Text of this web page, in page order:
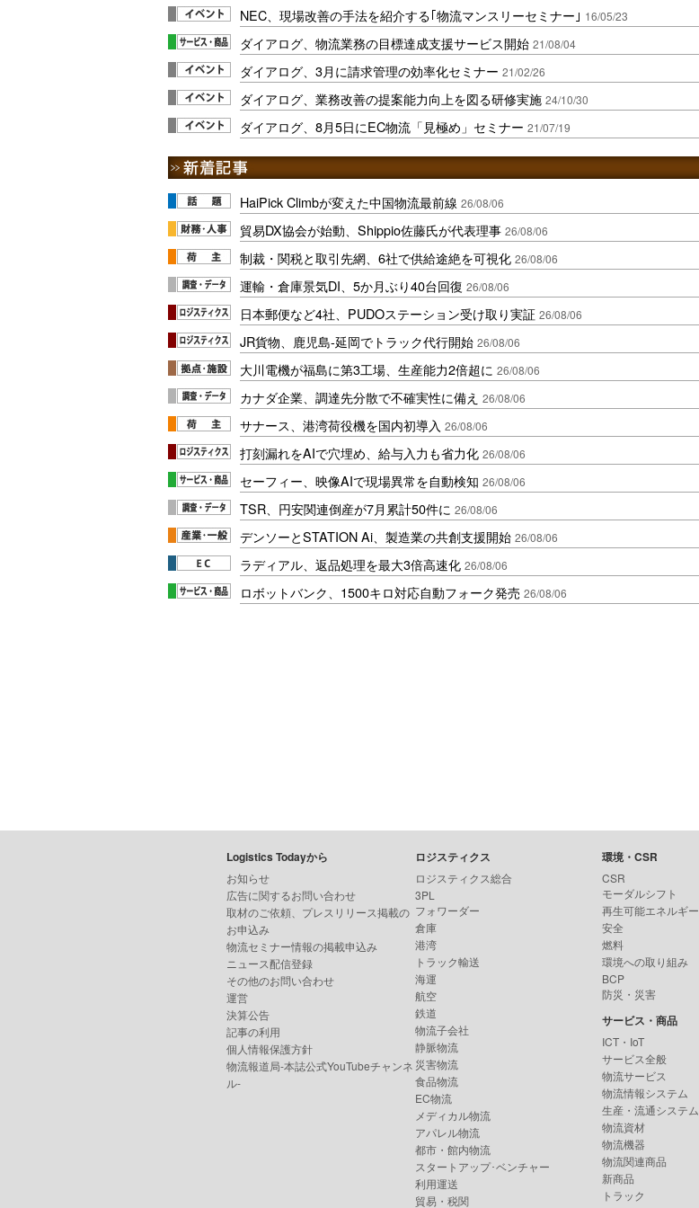
NEC、現場改善の手法を紹介する｢物流マンスリーセミナー｣ 16/05/23
ダイアログ、物流業務の目標達成支援サービス開始 21/08/04
ダイアログ、3月に請求管理の効率化セミナー 21/02/26
ダイアログ、業務改善の提案能力向上を図る研修実施 24/10/30
ダイアログ、8月5日にEC物流「見極め」セミナー 21/07/19
HaiPick Climbが変えた中国物流最前線 26/08/06
貿易DX協会が始動、Shippio佐藤氏が代表理事 26/08/06
制裁・関税と取引先網、6社で供給途絶を可視化 26/08/06
運輸・倉庫景気DI、5か月ぶり40台回復 26/08/06
日本郵便など4社、PUDOステーション受け取り実証 26/08/06
JR貨物、鹿児島-延岡でトラック代行開始 26/08/06
大川電機が福島に第3工場、生産能力2倍超に 26/08/06
カナダ企業、調達先分散で不確実性に備え 26/08/06
サナース、港湾荷役機を国内初導入 26/08/06
打刻漏れをAIで穴埋め、給与入力も省力化 26/08/06
セーフィー、映像AIで現場異常を自動検知 26/08/06
TSR、円安関連倒産が7月累計50件に 26/08/06
デンソーとSTATION Ai、製造業の共創支援開始 26/08/06
ラディアル、返品処理を最大3倍高速化 26/08/06
ロボットバンク、1500キロ対応自動フォーク発売 26/08/06
Logistics Todayから
お知らせ
広告に関するお問い合わせ
取材のご依頼、プレスリリース掲載の
お申込み
物流セミナー情報の掲載申込み
ニュース配信登録
その他のお問い合わせ
運営
決算公告
記事の利用
個人情報保護方針
物流報道局-本誌公式YouTubeチャンネ
ル-
ロジスティクス
ロジスティクス総合
3PL
フォワーダー
倉庫
港湾
トラック輸送
海運
航空
鉄道
物流子会社
静脈物流
災害物流
食品物流
EC物流
メディカル物流
アパレル物流
都市・館内物流
スタートアップ･ベンチャー
利用運送
貿易・税関
環境・CSR
CSR
モーダルシフト
再生可能エネルギー
安全
燃料
環境への取り組み
BCP
防災・災害
サービス・商品
ICT・IoT
サービス全般
物流サービス
物流情報システム
生産・流通システム
物流資材
物流機器
物流関連商品
新商品
トラック